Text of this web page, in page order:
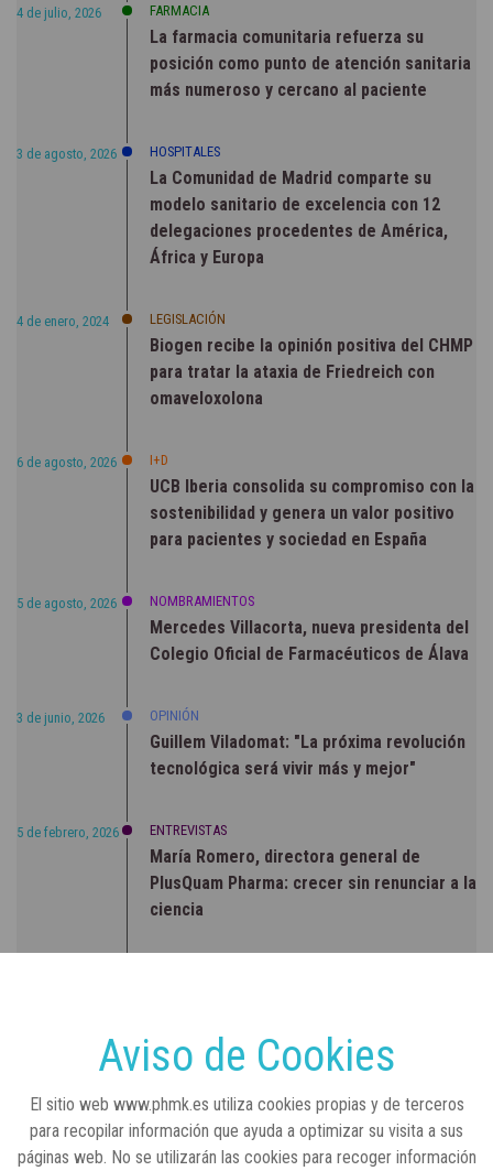
4 de julio, 2026 FARMACIA
La farmacia comunitaria refuerza su
posición como punto de atención sanitaria
más numeroso y cercano al paciente
3 de agosto, 2026 HOSPITALES
La Comunidad de Madrid comparte su
modelo sanitario de excelencia con 12
delegaciones procedentes de América,
África y Europa
4 de enero, 2024 LEGISLACIÓN
Biogen recibe la opinión positiva del CHMP
para tratar la ataxia de Friedreich con
omaveloxolona
6 de agosto, 2026 I+D
UCB Iberia consolida su compromiso con la
sostenibilidad y genera un valor positivo
para pacientes y sociedad en España
5 de agosto, 2026 NOMBRAMIENTOS
Mercedes Villacorta, nueva presidenta del
Colegio Oficial de Farmacéuticos de Álava
3 de junio, 2026 OPINIÓN
Guillem Viladomat: "La próxima revolución
tecnológica será vivir más y mejor"
5 de febrero, 2026 ENTREVISTAS
María Romero, directora general de
PlusQuam Pharma: crecer sin renunciar a la
ciencia
Lilly impulsa "Razones de Peso" para
visibilizar la obesidad
Aviso de Cookies
El sitio web www.phmk.es utiliza cookies propias y de terceros
para recopilar información que ayuda a optimizar su visita a sus
páginas web. No se utilizarán las cookies para recoger información